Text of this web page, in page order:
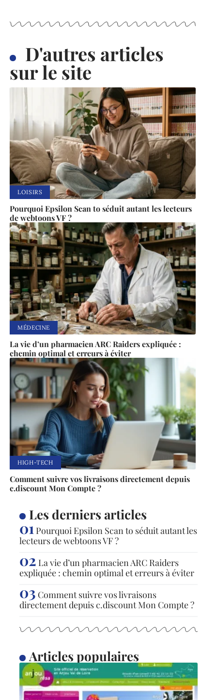
D'autres articles
sur le site
LOISIRS
Pourquoi Epsilon Scan to séduit autant les lecteurs
de webtoons VF ?
MÉDECINE
La vie d’un pharmacien ARC Raiders expliquée :
chemin optimal et erreurs à éviter
HIGH-TECH
Comment suivre vos livraisons directement depuis
c.discount Mon Compte ?
Les derniers articles
Pourquoi Epsilon Scan to séduit autant les
lecteurs de webtoons VF ?
La vie d’un pharmacien ARC Raiders
expliquée : chemin optimal et erreurs à éviter
Comment suivre vos livraisons
directement depuis c.discount Mon Compte ?
Articles populaires